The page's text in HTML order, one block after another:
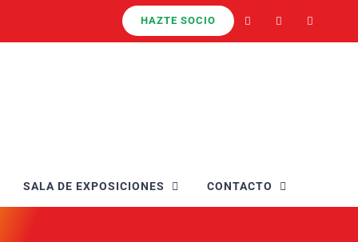
HAZTE SOCIO
SALA DE EXPOSICIONES CONTACTO